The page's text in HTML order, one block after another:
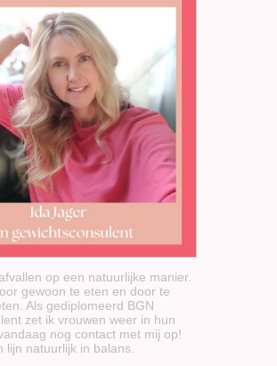
op een natuurlijke manier.
gewoon te eten en door te
Als gediplomeerd BGN
zet ik vrouwen weer in hun
nog contact met mij op!
lijn natuurlijk in balans.